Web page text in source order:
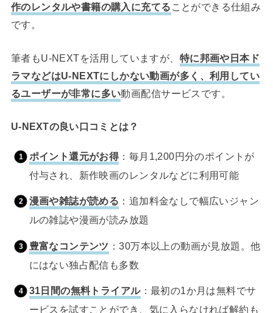
作のレンタルや書籍の購入に充てる ことができる仕組み
です。
筆者もU-NEXTを活用していますが、 特に邦画や日本ド
ラマなどはU-NEXTにしかない動画が多く、利用してい
るユーザーが非常に多い動画配信サービスです。
U-NEXTの良い口コミとは？
ポイント還元がお得：毎月1,200円分のポイントが
付与され、新作映画のレンタルなどに利用可能
漫画や雑誌が読める ：追加料金なしで幅広いジャン
ルの雑誌や漫画が読み放題
豊富なコンテンツ ：30万本以上の動画が見放題。他
にはない独占配信も多数
31日間の無料トライアル：最初の1か月は無料でサ
ービスを試すことができ、気に入らなければ解約も